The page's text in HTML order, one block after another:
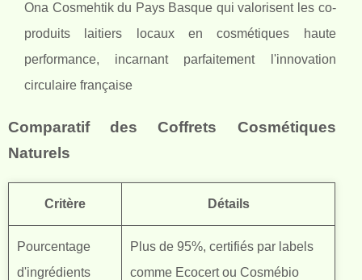
Ona Cosmehtik du Pays Basque qui valorisent les co-
produits laitiers locaux en cosmétiques haute
performance, incarnant parfaitement l'innovation
circulaire française
Comparatif des Coffrets Cosmétiques
Naturels
Critère Détails
Pourcentage
d'ingrédients
Plus de 95%, certifiés par labels
comme Ecocert ou Cosmébio